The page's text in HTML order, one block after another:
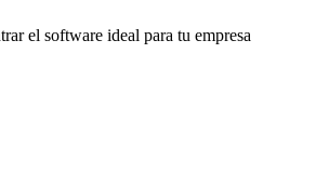
el software ideal para tu empresa